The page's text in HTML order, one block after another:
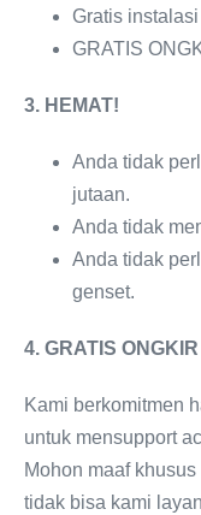
Gratis
GRATIS
3. HEMAT!
Anda tidak
jutaan.
Anda tidak
Anda tidak
genset.
4. GRATIS
Kami berkomitmen
untuk mensupport
Mohon maaf
tidak bisa kami